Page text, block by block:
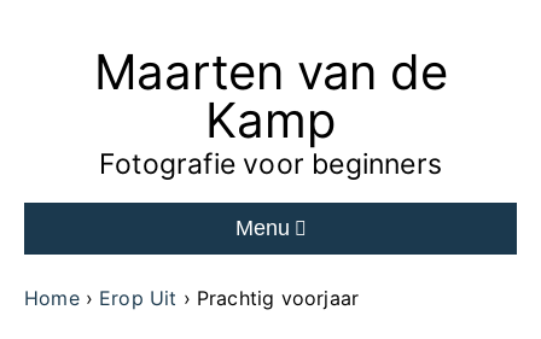
Maarten van de
Kamp
Fotografie voor beginners
Menu
Home Erop Uit Prachtig voorjaar